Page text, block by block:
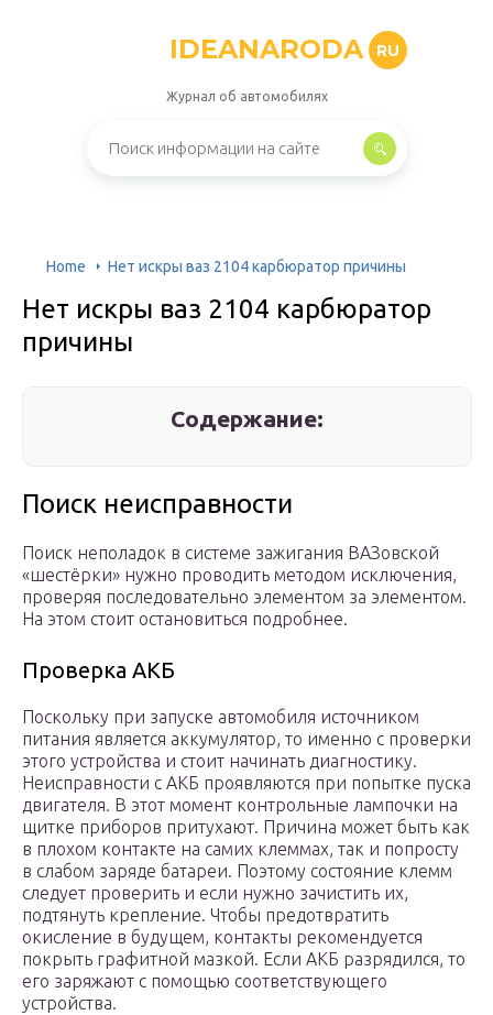
IDEANARODA RU
Журнал об автомобилях
Home Нет искры ваз 2104 карбюратор причины
Нет искры ваз 2104 карбюратор
причины
Содержание:
Поиск неисправности
Поиск неполадок в системе зажигания ВАЗовской
«шестёрки» нужно проводить методом исключения,
проверяя последовательно элементом за элементом.
На этом стоит остановиться подробнее.
Проверка АКБ
Поскольку при запуске автомобиля источником
питания является аккумулятор, то именно с проверки
этого устройства и стоит начинать диагностику.
Неисправности с АКБ проявляются при попытке пуска
двигателя. В этот момент контрольные лампочки на
щитке приборов притухают. Причина может быть как
в плохом контакте на самих клеммах, так и попросту
в слабом заряде батареи. Поэтому состояние клемм
следует проверить и если нужно зачистить их,
подтянуть крепление. Чтобы предотвратить
окисление в будущем, контакты рекомендуется
покрыть графитной мазкой. Если АКБ разрядился, то
его заряжают с помощью соответствующего
устройства.